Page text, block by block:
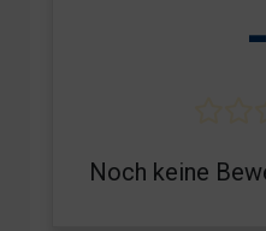
-
Noch keine